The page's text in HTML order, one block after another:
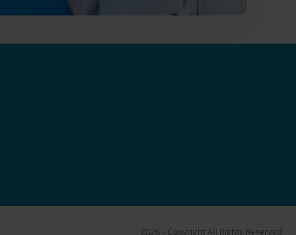
2026 - Copyright All Rights Reserved